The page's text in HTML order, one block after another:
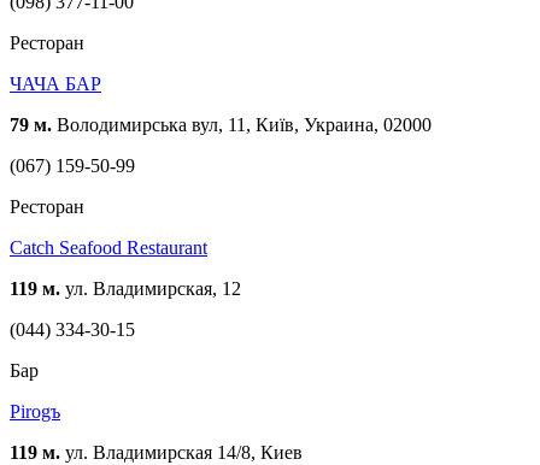
Ресторан
ЧАЧА БАР
79 м. Володимирська вул, 11, Київ, Украина, 02000
(067) 159-50-99
Ресторан
Catch Seafood Restaurant
119 м. ул. Владимирская, 12
(044) 334-30-15
Бар
Pirogъ
119 м. ул. Владимирская 14/8, Киев